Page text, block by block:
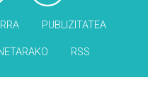
PUBLIZITATEA
RSS